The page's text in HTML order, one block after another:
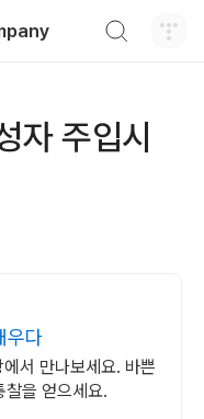
주입시
우다
서 만나보세요. 바쁜
찰을 얻으세요.